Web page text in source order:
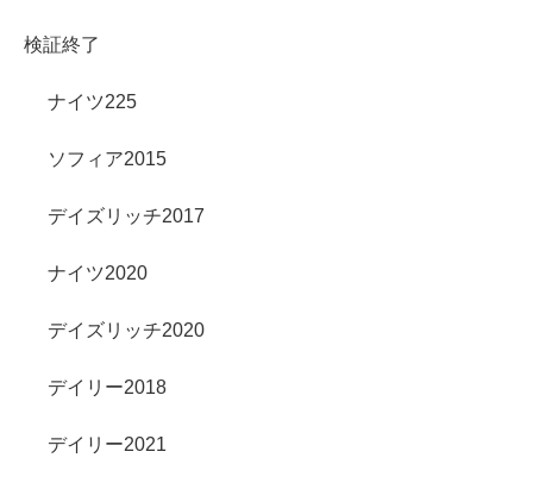
検証終了
ナイツ225
ソフィア2015
デイズリッチ2017
ナイツ2020
デイズリッチ2020
デイリー2018
デイリー2021